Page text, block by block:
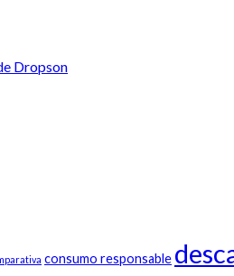
Dropson
consumo responsable